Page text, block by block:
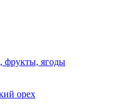
фрукты, ягоды
орех